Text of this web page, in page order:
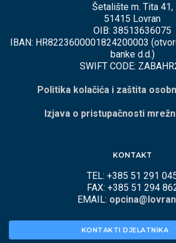
Šetalište m. Tita 41,
51415 Lovran
OIB: 38513636075
IBAN: HR8223600001824200003
banke d.d.)
SWIFT CODE:
Politika kolačića i zaštita
Izjava o pristupačnosti
KONTAKT
TEL: +385 51 291
FAX: +385 51 294
EMAIL:
KONTAKTI DJELATNIKA